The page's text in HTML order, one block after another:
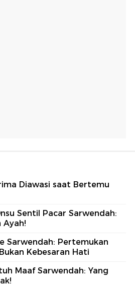
Diawasi saat Bertemu
Sentil Pacar Sarwendah:
Ayah!
Sarwendah: Pertemukan
Kebesaran Hati
Maaf Sarwendah: Yang